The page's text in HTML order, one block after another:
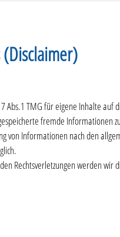
Abs.1 TMG für eigene Inhalte
fremde Informationen
von Informationen nach den
Rechtsverletzungen werden wir